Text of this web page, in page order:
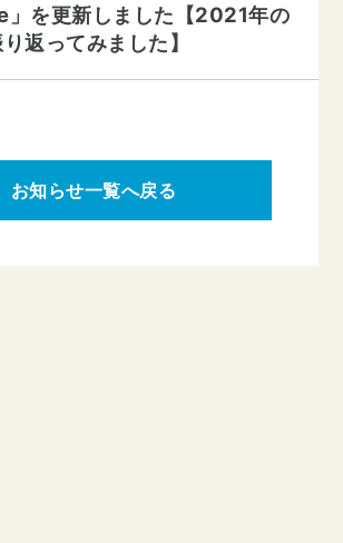
」を更新しました【2021年の
返ってみました】
お知らせ一覧へ戻る